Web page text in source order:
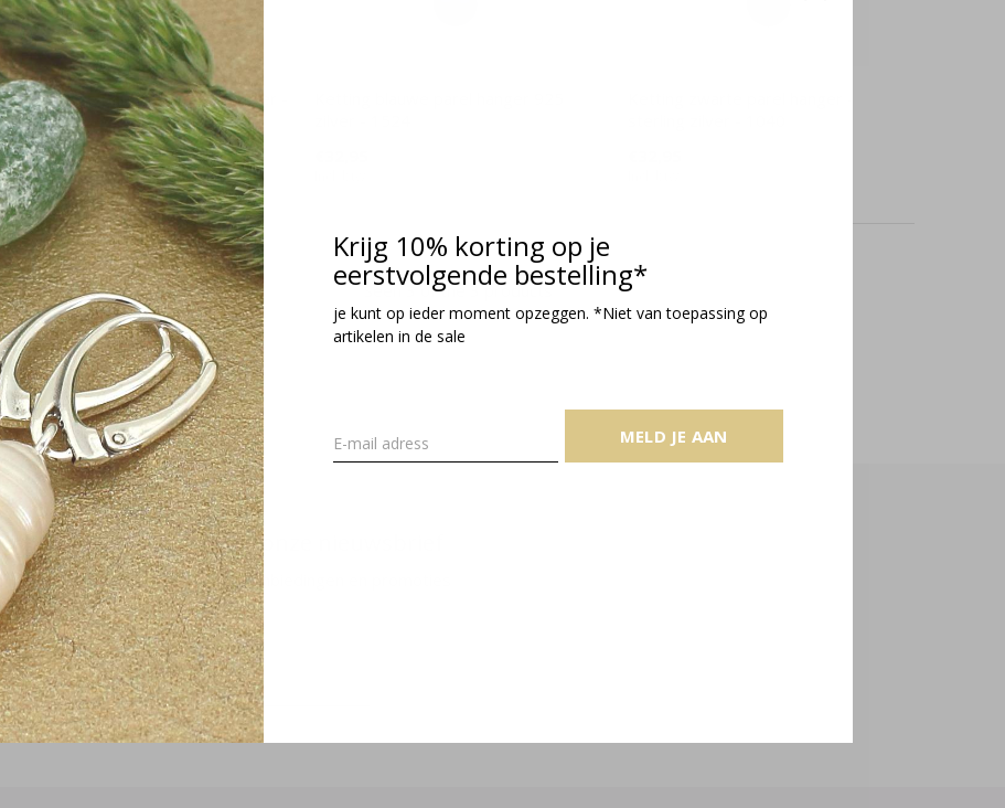
Krijg 10% korting op je
eerstvolgende bestelling*
je kunt op ieder moment opzeggen. *Niet van toepassing op
artikelen in de sale
MELD JE AAN
Ketting roze parel hanger 925 zilver -
1526
€32,95
Incl. btw
Seen 3 of the 3 products
Meld je aan voor onze nieuwsbrief
Ontvang de nieuwste aanbiedingen en promoties